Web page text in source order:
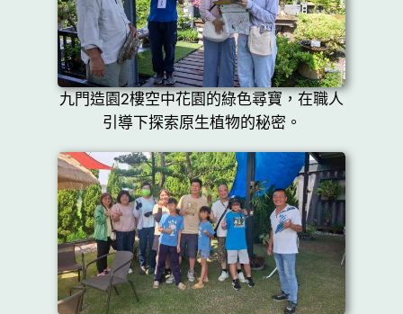
九門造園2樓空中花園的綠色尋寶，在職人
引導下探索原生植物的秘密。